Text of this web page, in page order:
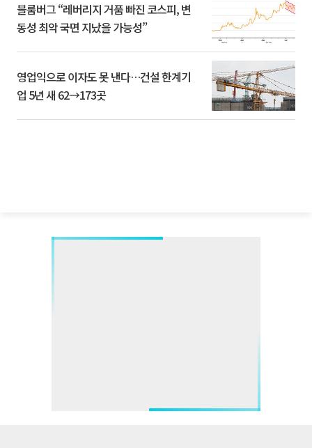
블룸버그 “레버리지 거품 빠진 코스피, 변
동성 최악 국면 지났을 가능성”
영업익으로 이자도 못 낸다…건설 한계기
업 5년 새 62→173곳